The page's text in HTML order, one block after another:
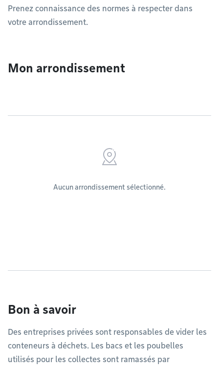
Prenez connaissance des normes à respecter dans
votre arrondissement.
Mon arrondissement
Aucun arrondissement sélectionné.
Bon à savoir
Des entreprises privées sont responsables de vider les
conteneurs à déchets. Les bacs et les poubelles
utilisés pour les collectes sont ramassés par